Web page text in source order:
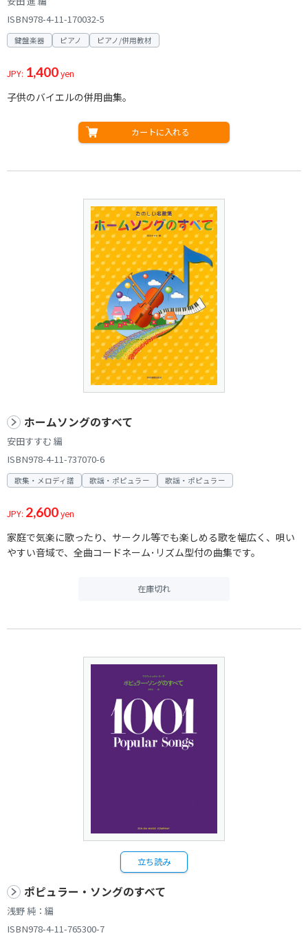
ISBN978-4-11-170032-5
鍵盤楽器 ピアノ ピアノ/併用教材
JPY: 1,400yen
子供のバイエルの併用曲集。
カートに入れる
ホームソングのすべて
安田すすむ 編
ISBN978-4-11-737070-6
歌集・メロディ譜 歌謡・ポピュラー 歌謡・ポピュラー
JPY: 2,600yen
家庭で気楽に歌ったり、サークル等でも楽しめる歌を幅広く、唄い
やすい音域で、全曲コードネーム･リズム型付の曲集です。
在庫切れ
立ち読み
ポピュラー・ソングのすべて
浅野 純：編
ISBN978-4-11-765300-7